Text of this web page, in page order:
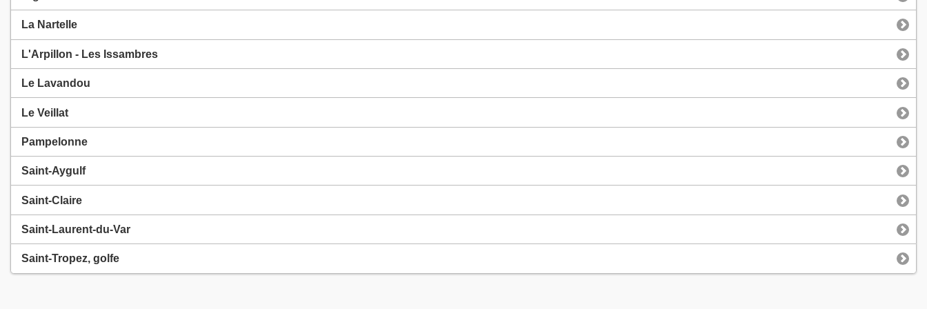
La Nartelle
L'Arpillon - Les Issambres
Le Lavandou
Le Veillat
Pampelonne
Saint-Aygulf
Saint-Claire
Saint-Laurent-du-Var
Saint-Tropez, golfe